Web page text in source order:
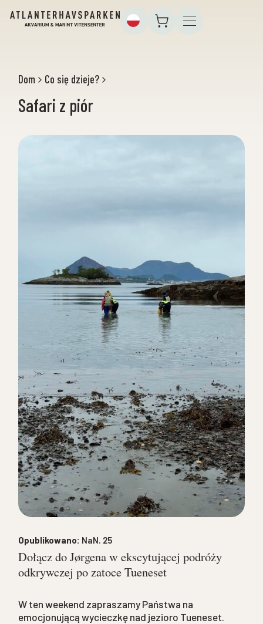
Dom Co się dzieje?
Safari z piór
Opublikowano: NaN. 25
Dołącz do Jørgena w ekscytującej podróży
odkrywczej po zatoce Tueneset
W ten weekend zapraszamy Państwa na
emocjonującą wycieczkę nad jezioro Tueneset.